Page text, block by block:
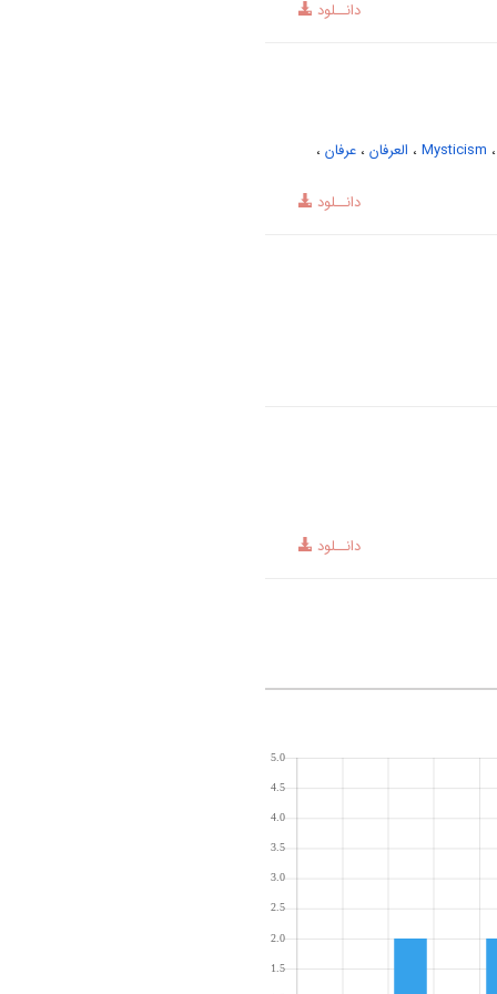
دانــلود
، Mysticism ، العرفان ، عرفان ،
دانــلود
دانــلود